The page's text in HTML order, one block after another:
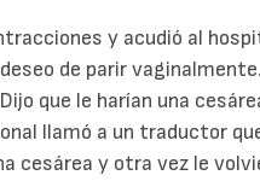
y acudió al
de parir
que le harían una
llamó a un traductor
cesárea y otra vez le